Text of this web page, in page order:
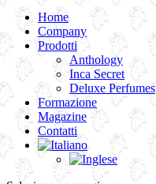
Home
Company
Prodotti
Anthology
Inca Secret
Deluxe Perfumes
Formazione
Magazine
Contatti